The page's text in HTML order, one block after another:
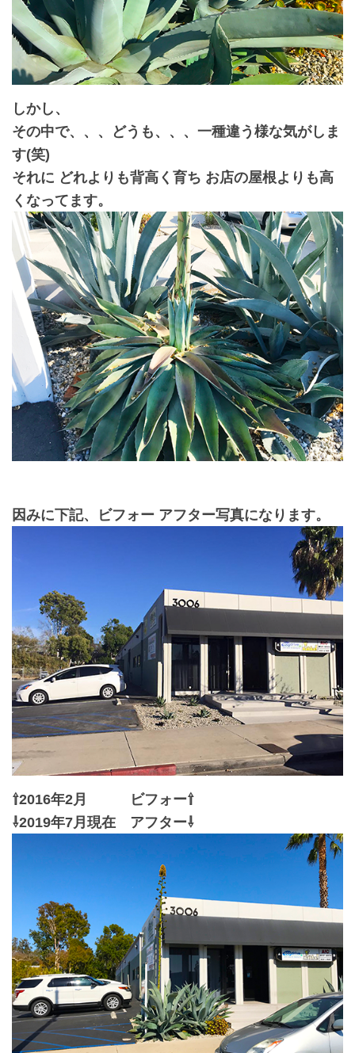
しかし、
その中で、、、どうも、、、一種違う様な気がしま
す(笑)
それに どれよりも背高く育ち お店の屋根よりも高
くなってます。
因みに下記、ビフォー アフター写真になります。
⇧2016年2月 ビフォー⇧
⇩2019年7月現在 アフター⇩